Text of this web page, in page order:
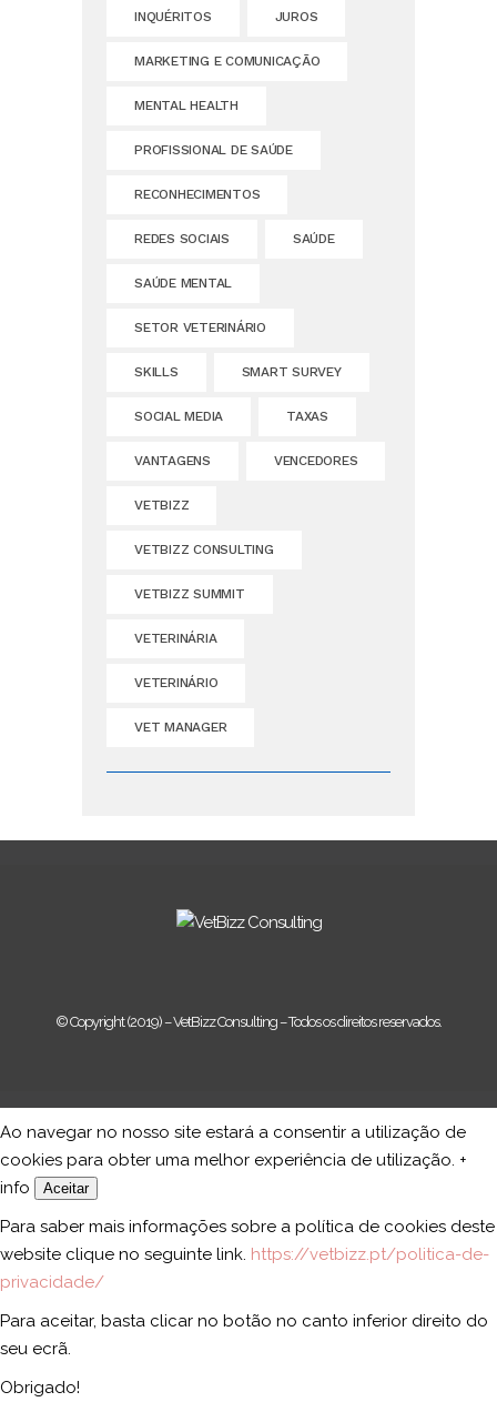
INQUÉRITOS JUROS
MARKETING E COMUNICAÇÃO
MENTAL HEALTH
PROFISSIONAL DE SAÚDE
RECONHECIMENTOS
REDES SOCIAIS SAÚDE
SAÚDE MENTAL
SETOR VETERINÁRIO
SKILLS SMART SURVEY
SOCIAL MEDIA TAXAS
VANTAGENS VENCEDORES
VETBIZZ
VETBIZZ CONSULTING
VETBIZZ SUMMIT
VETERINÁRIA
VETERINÁRIO
VET MANAGER
© Copyright (2019) – VetBizz Consulting – Todos os direitos reservados.
Ao navegar no nosso site estará a consentir a utilização de
cookies para obter uma melhor experiência de utilização. +
info
Aceitar
Para saber mais informações sobre a política de cookies deste
website clique no seguinte link. https://vetbizz.pt/politica-de-
privacidade/
Para aceitar, basta clicar no botão no canto inferior direito do
seu ecrã.
Obrigado!